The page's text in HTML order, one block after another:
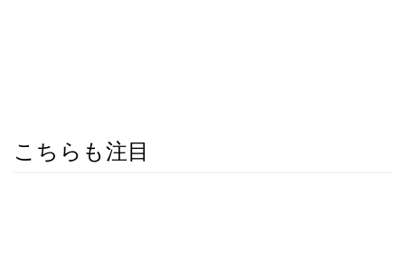
こちらも注目